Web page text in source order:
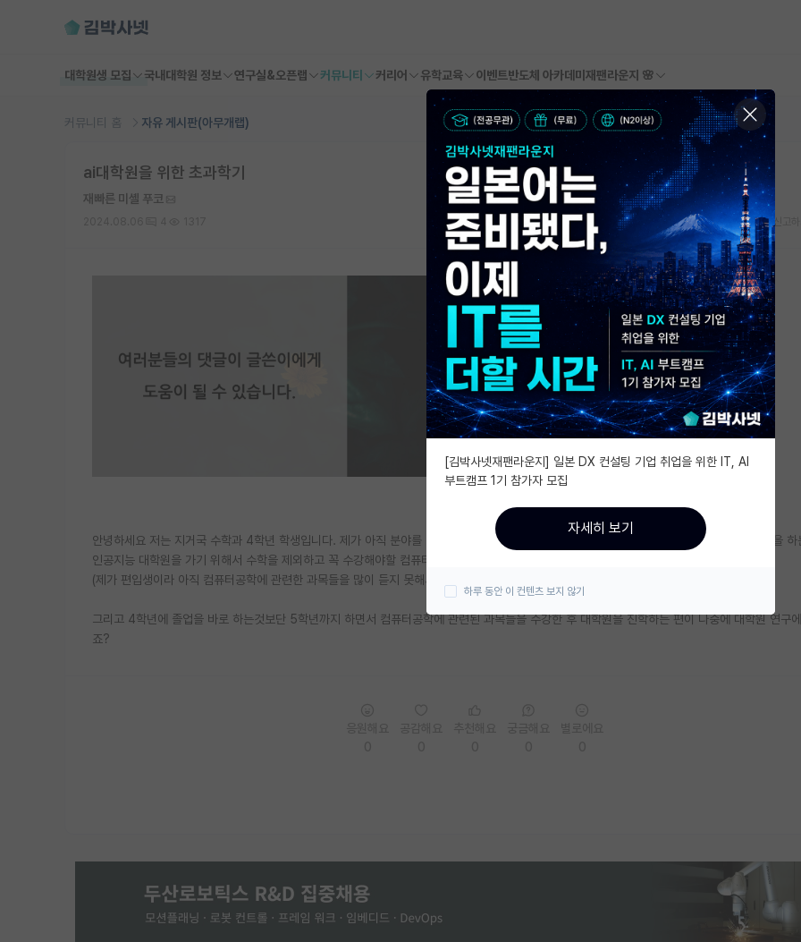
대학원생 모집 국내대학원 정보 연구실&오픈랩 커뮤니티 커리어 유학교육 이벤트반도체 아카데미 재팬라운지 🌸
커뮤니티 홈 자유 게시판(아무개랩)
ai대학원을 위한 초과학기
재빠른 미셸 푸코
스크랩 신고하
안녕하세요 저는 지거국 수학과 4학년 학생입니다. 제가 아직 분야를 정확히 정하지 않았지만 인공지능쪽에 관심이 생겨서 컴퓨터공학 부전공을 하
인공지능 대학원을 가기 위해서 수학을 제외하고 꼭 수강해야할 컴퓨터공학 과목은 어떤게 있을까요?
(제가 편입생이라 아직 컴퓨터공학에 관련한 과목들을 많이 듣지 못해서 꼭 필요한 과목은 들을 생각입니다)
그리고 4학년에 졸업을 바로 하는것보단 5학년까지 하면서 컴퓨터공학에 관련된 과목들을 수강한 후 대학원을 진학하는 편이 나중에 대학원 연구
죠?
[김박사넷재팬라운지] 일본 DX 컨설팅 기업 취업을 위한 IT, AI
부트캠프 1기 참가자 모집
자세히 보기
하루 동안 이 컨텐츠 보지 않기